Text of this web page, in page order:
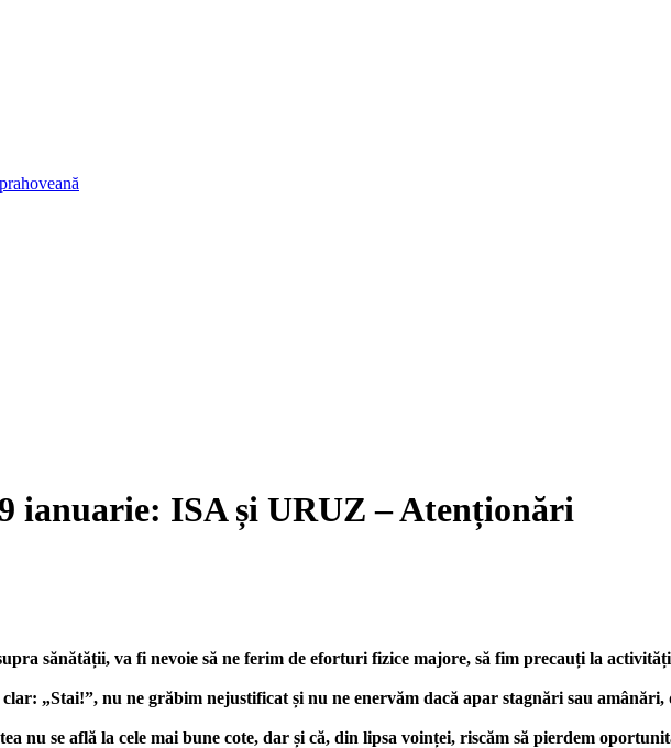
ianuarie: ISA și URUZ – Atenționări
sănătății, va fi nevoie să ne ferim de eforturi fizice majore, să fim precauți la
clar: „Stai!”, nu ne grăbim nejustificat și nu ne enervăm dacă apar stagnări sau
nu se află la cele mai bune cote, dar și că, din lipsa voinței, riscăm să pierdem